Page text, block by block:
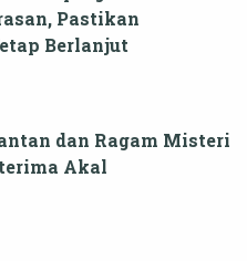
Pastikan
Berlanjut
dan Ragam Misteri
Akal